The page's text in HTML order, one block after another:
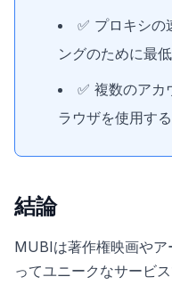
✅ プロキシの
ングのために最
✅ 複数のアカ
ラウザを使用する
結論
MUBIは著作権映画やア
ってユニークなサービ